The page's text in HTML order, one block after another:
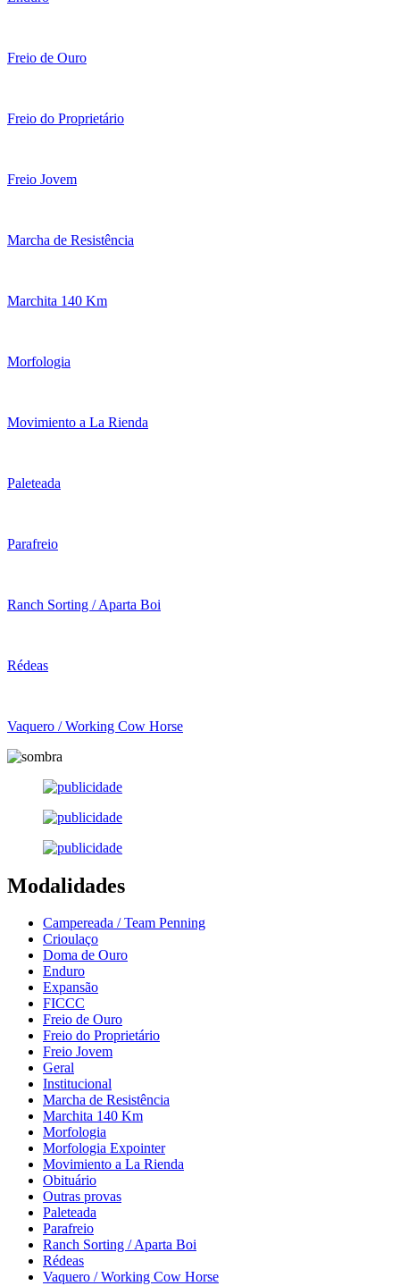
Freio de Ouro
Freio do Proprietário
Freio Jovem
Marcha de Resistência
Marchita 140 Km
Morfologia
Movimiento a La Rienda
Paleteada
Parafreio
Ranch Sorting / Aparta Boi
Rédeas
Vaquero / Working Cow Horse
Modalidades
Campereada / Team Penning
Crioulaço
Doma de Ouro
Enduro
Expansão
FICCC
Freio de Ouro
Freio do Proprietário
Freio Jovem
Geral
Institucional
Marcha de Resistência
Marchita 140 Km
Morfologia
Morfologia Expointer
Movimiento a La Rienda
Obituário
Outras provas
Paleteada
Parafreio
Ranch Sorting / Aparta Boi
Rédeas
Vaquero / Working Cow Horse